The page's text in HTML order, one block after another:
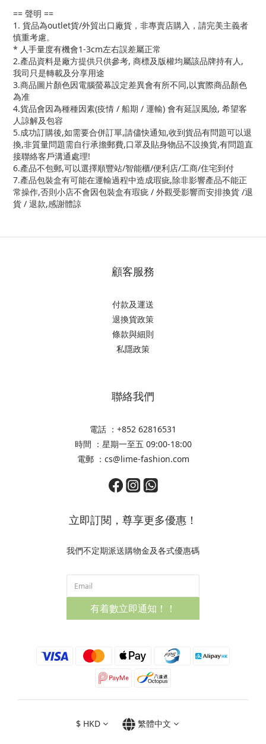
== 聲明 ==
1. 貨品為outlet貨/外貿出口廠貨，非專賣店購入，請完美主義者
慎重考慮。
* 人手量度有機會1-3cm左右誤差屬正常
2.產品資料是廠方提供只供參考, 商標及版權均屬該品牌持有人,
我司只是轉載及分享用途
3.商品圖片顏色因電腦螢幕設定差異會有所不同,以實際商品顏色
為准
4.貨品會因為種種因素(疫情 / 船期 / 運輸) 會有延誤風險, 希望客
人諒解及包容
5.成功訂購後,如需要合併訂單,請儘快通知,收到貨品有問題可以退
換,非質量問題需自行承擔郵費,口罩及貼身物品不設換貨,有問題直
接聯絡客戶溝通處理!
6.產品不包郵,可以選擇順豐站/智能櫃/便利店/工商/住宅到付
7.產品包裝盒有可能在運輸過程中造成瑕疵,除非影響產品不能正
常操作,否則小店不會因包裝盒有瑕疵 / 外觀受影響而安排換貨 /退
貨 / 退款,感謝體諒
顧客服務
付款及運送
退換貨政策
條款與細則
私隱政策
聯絡我們
電話 ：+852 62816531
時間 ：星期一至五 09:00-18:00
電郵 ：cs@lime-fashion.com
立即訂閱，尊享更多優惠！
我們不定期派送購物金及各式優惠碼
有着數立即通知！！
$ HKD 繁體中文